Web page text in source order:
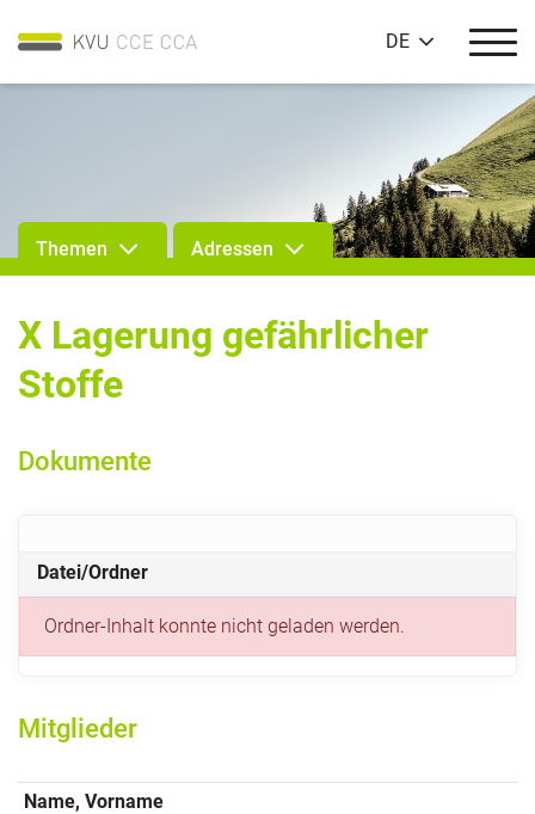
DE
Themen Adressen
X Lagerung gefährlicher
Stoffe
Dokumente
Datei/Ordner
Ordner-Inhalt konnte nicht geladen werden.
Mitglieder
Name, Vorname